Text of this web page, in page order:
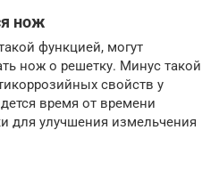
нож
функцией, могут
нож о решетку. Минус такой
свойств у
время от времени
для улучшения измельчения